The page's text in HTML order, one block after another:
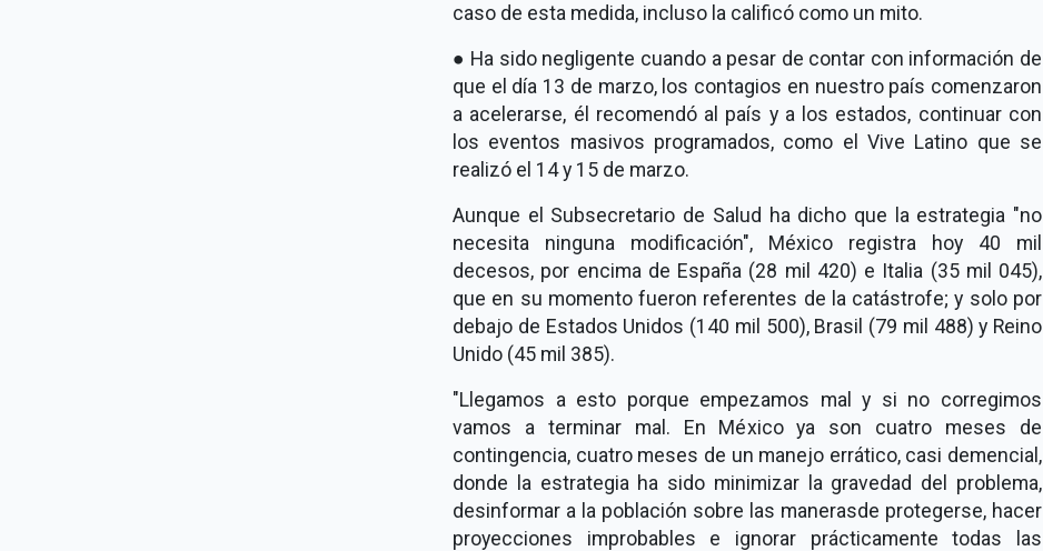
caso de esta medida, incluso la calificó como un mito.
● Ha sido negligente cuando a pesar de contar con información de
que el día 13 de marzo, los contagios en nuestro país comenzaron
a acelerarse, él recomendó al país y a los estados, continuar con
los eventos masivos programados, como el Vive Latino que se
realizó el 14 y 15 de marzo.
Aunque el Subsecretario de Salud ha dicho que la estrategia "no
necesita ninguna modificación", México registra hoy 40 mil
decesos, por encima de España (28 mil 420) e Italia (35 mil 045),
que en su momento fueron referentes de la catástrofe; y solo por
debajo de Estados Unidos (140 mil 500), Brasil (79 mil 488) y Reino
Unido (45 mil 385).
"Llegamos a esto porque empezamos mal y si no corregimos
vamos a terminar mal. En México ya son cuatro meses de
contingencia, cuatro meses de un manejo errático, casi demencial,
donde la estrategia ha sido minimizar la gravedad del problema,
desinformar a la población sobre las manerasde protegerse, hacer
proyecciones improbables e ignorar prácticamente todas las